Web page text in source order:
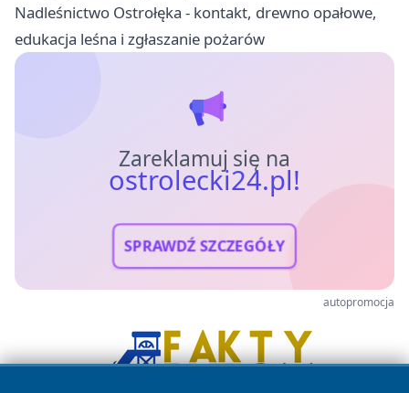
Nadleśnictwo Ostrołęka - kontakt, drewno opałowe,
edukacja leśna i zgłaszanie pożarów
Zareklamuj się na
ostrolecki24.pl!
SPRAWDŹ SZCZEGÓŁY
autopromocja